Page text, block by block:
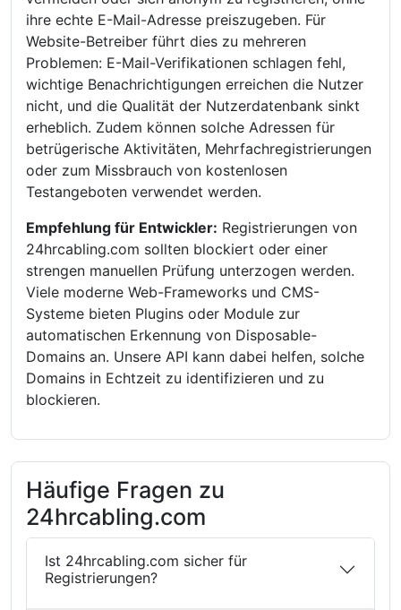
ihre echte E-Mail-Adresse preiszugeben. Für
Website-Betreiber führt dies zu mehreren
Problemen: E-Mail-Verifikationen schlagen fehl,
wichtige Benachrichtigungen erreichen die Nutzer
nicht, und die Qualität der Nutzerdatenbank sinkt
erheblich. Zudem können solche Adressen für
betrügerische Aktivitäten, Mehrfachregistrierungen
oder zum Missbrauch von kostenlosen
Testangeboten verwendet werden.
Empfehlung für Entwickler: Registrierungen von
24hrcabling.com sollten blockiert oder einer
strengen manuellen Prüfung unterzogen werden.
Viele moderne Web-Frameworks und CMS-
Systeme bieten Plugins oder Module zur
automatischen Erkennung von Disposable-
Domains an. Unsere API kann dabei helfen, solche
Domains in Echtzeit zu identifizieren und zu
blockieren.
Häufige Fragen zu
24hrcabling.com
Ist 24hrcabling.com sicher für
Registrierungen?